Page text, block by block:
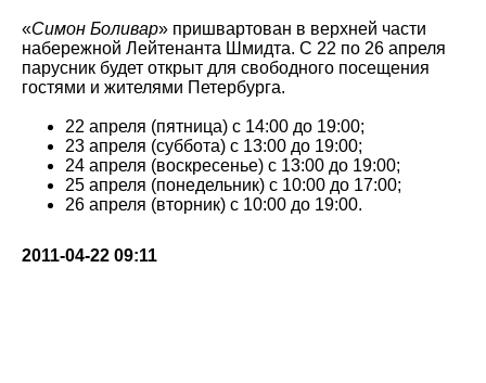
«Симон Боливар» пришвартован в верхней части
набережной Лейтенанта Шмидта. С 22 по 26 апреля
парусник будет открыт для свободного посещения
гостями и жителями Петербурга.
22 апреля (пятница) с 14:00 до 19:00;
23 апреля (суббота) с 13:00 до 19:00;
24 апреля (воскресенье) с 13:00 до 19:00;
25 апреля (понедельник) с 10:00 до 17:00;
26 апреля (вторник) с 10:00 до 19:00.
2011-04-22 09:11